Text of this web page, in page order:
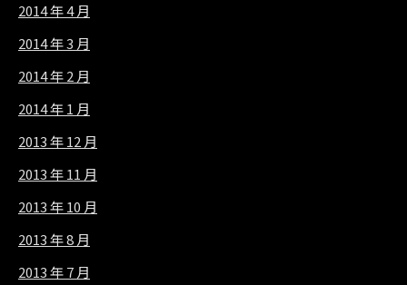
2014 年 4 月
2014 年 3 月
2014 年 2 月
2014 年 1 月
2013 年 12 月
2013 年 11 月
2013 年 10 月
2013 年 8 月
2013 年 7 月